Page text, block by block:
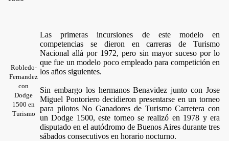
Robledo-
Fernandez
con
Dodge
1500 en
Turismo
Las primeras incursiones de este modelo en
competencias se dieron en carreras de Turismo
Nacional allá por 1972, pero sin mayor suceso por lo
que fue un modelo poco empleado para competición en
los años siguientes.
Sin embargo los hermanos Benavidez junto con Jose
Miguel Pontoriero decidieron presentarse en un torneo
para pilotos No Ganadores de Turismo Carretera con
un Dodge 1500, este torneo se realizó en 1978 y era
disputado en el autódromo de Buenos Aires durante tres
sábados consecutivos en horario nocturno.